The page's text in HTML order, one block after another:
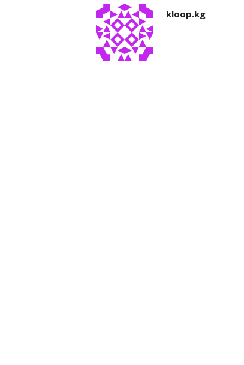
kloop.kg